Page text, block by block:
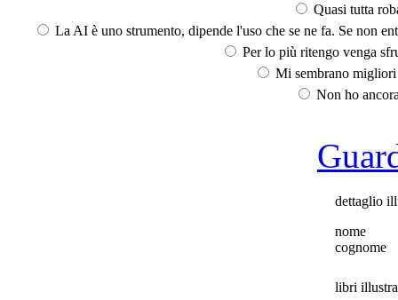
Quasi tutta
La AI è uno strumento, dipende l'uso che se ne fa. Se non
Per lo più ritengo venga
Mi sembrano
Non ho
dettaglio
nome
cognome
libri